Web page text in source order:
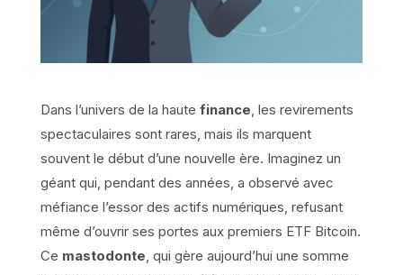
Dans l’univers de la haute finance , les revirements
spectaculaires sont rares, mais ils marquent
souvent le début d’une nouvelle ère. Imaginez un
géant qui, pendant des années, a observé avec
méfiance l’essor des actifs numériques, refusant
même d’ouvrir ses portes aux premiers ETF Bitcoin.
Ce mastodonte , qui gère aujourd’hui une somme